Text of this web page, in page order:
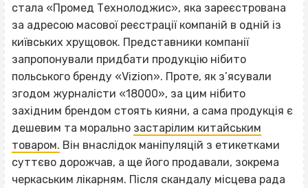
стала «Промед Технолоджис», яка зареєстрована
за адресою масової реєстрації компаній в одній із
київських хрущовок. Представники компанії
запропонували придбати продукцію нібито
польського бренду «Vizion». Проте, як з’ясували
згодом журналісти «18000», за цим нібито
західним брендом стоять кияни, а сама продукція є
дешевим та морально застарілим китайським
товаром. Він внаслідок маніпуляцій з етикетками
суттєво дорожчав, а ще його продавали, зокрема
черкаським лікарням. Після скандалу місцева рада